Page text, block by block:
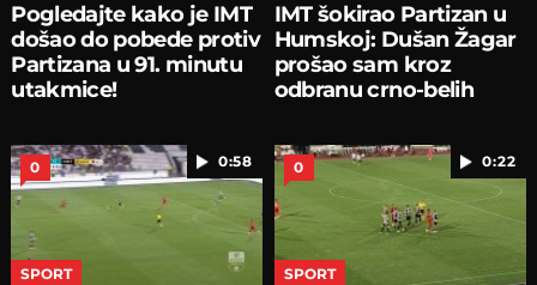
Pogledajte kako je IMT
došao do pobede protiv
Partizana u 91. minutu
utakmice!
IMT šokirao Partizan u
Humskoj: Dušan Žagar
prošao sam kroz
odbranu crno-belih
0:58
0
SPORT
0:22
0
SPORT